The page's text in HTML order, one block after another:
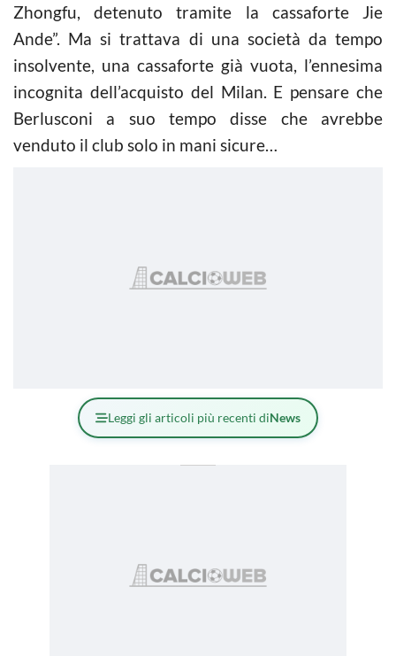
Zhongfu, detenuto tramite la cassaforte Jie
Ande”. Ma si trattava di una società da tempo
insolvente, una cassaforte già vuota, l’ennesima
incognita dell’acquisto del Milan. E pensare che
Berlusconi a suo tempo disse che avrebbe
venduto il club solo in mani sicure…
Leggi gli articoli più recenti diNews